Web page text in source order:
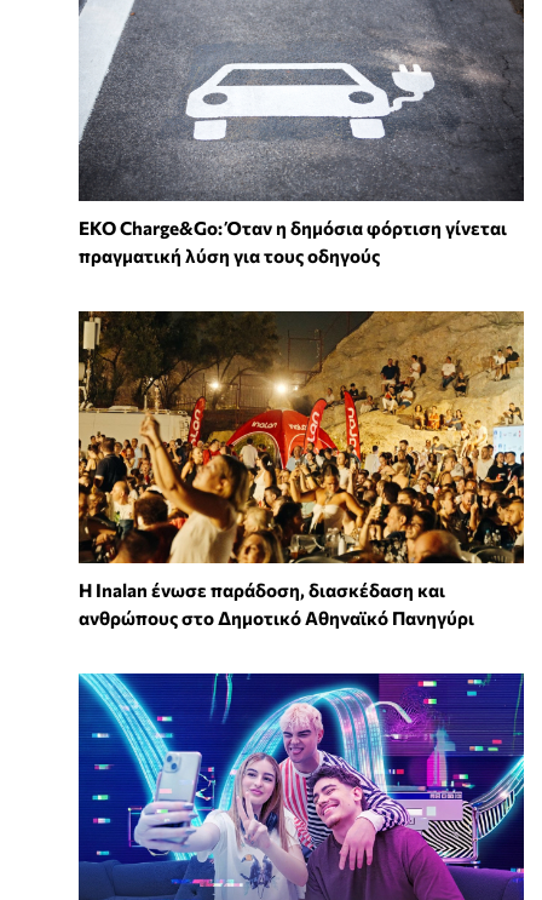
EKO Charge&Go: Όταν η δημόσια φόρτιση γίνεται
πραγματική λύση για τους οδηγούς
Η Inalan ένωσε παράδοση, διασκέδαση και
ανθρώπους στο Δημοτικό Αθηναϊκό Πανηγύρι